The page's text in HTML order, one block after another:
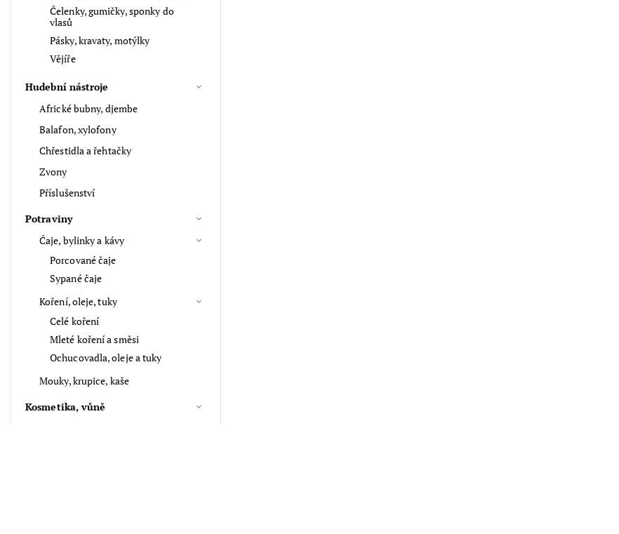
Čelenky, gumičky, sponky do
vlasů
Pásky, kravaty, motýlky
Vějíře
Hudební nástroje
Africké bubny, djembe
Balafon, xylofony
Chřestidla a řehtačky
Zvony
Příslušenství
Potraviny
Čaje, bylinky a kávy
Porcované čaje
Sypané čaje
Koření, oleje, tuky
Celé koření
Mleté koření a směsi
Ochucovadla, oleje a tuky
Mouky, krupice, kaše
Kosmetika, vůně